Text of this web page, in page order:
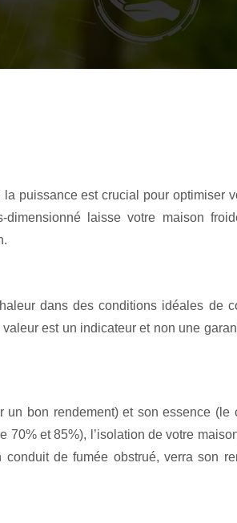
puissance est crucial pour optimiser
laisse votre maison
dans des conditions idéales de
est un indicateur et non une
bon rendement) et son essence (le
et 85%), l’isolation de votre
de fumée obstrué, verra son